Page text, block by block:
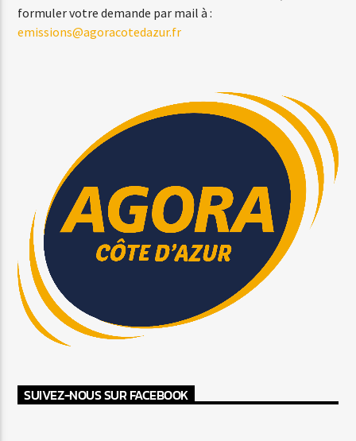
formuler votre demande par mail à :
emissions@agoracotedazur.fr
SUIVEZ-NOUS SUR FACEBOOK